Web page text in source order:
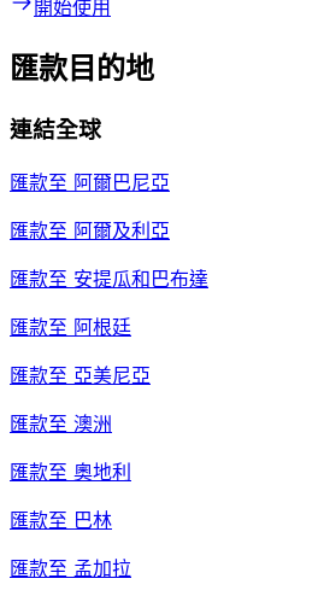
開始使用
匯款目的地
連結全球
匯款至 阿爾巴尼亞
匯款至 阿爾及利亞
匯款至 安提瓜和巴布達
匯款至 阿根廷
匯款至 亞美尼亞
匯款至 澳洲
匯款至 奧地利
匯款至 巴林
匯款至 孟加拉